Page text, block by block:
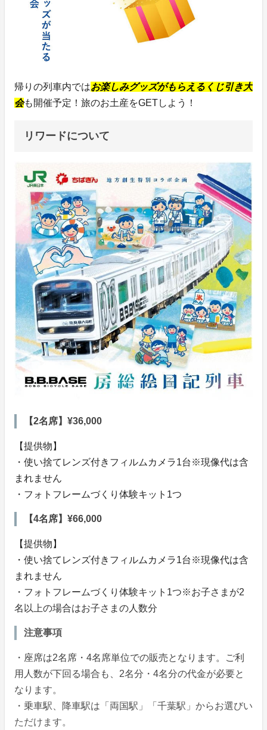
帰りの列車内ではお楽しみグッズがもらえるくじ引き大
会も開催予定！旅のお土産をGETしよう！
リワードについて
【2名席】¥36,000
【提供物】
・使い捨てレンズ付きフィルムカメラ1台※現像代は含
まれません
・フォトフレームづくり体験キット1つ
【4名席】¥66,000
【提供物】
・使い捨てレンズ付きフィルムカメラ1台※現像代は含
まれません
・フォトフレームづくり体験キット1つ※お子さまが2
名以上の場合はお子さまの人数分
注意事項
・座席は2名席・4名席単位での販売となります。ご利
用人数が下回る場合も、2名分・4名分の代金が必要と
なります。
・乗車駅、降車駅は「両国駅」「千葉駅」からお選びい
ただけます。